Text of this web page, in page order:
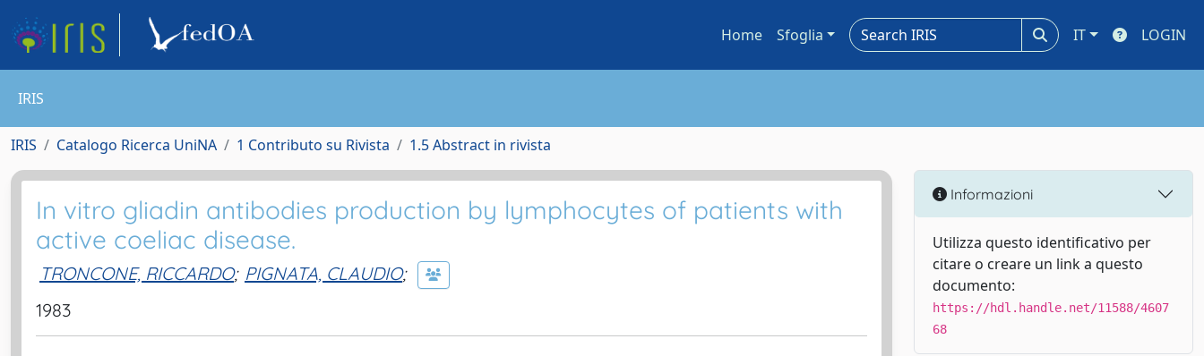
Home Sfoglia IT LOGIN
IRIS
IRIS Catalogo Ricerca UniNA 1 Contributo su Rivista 1.5 Abstract in rivista
In vitro gliadin antibodies production by lymphocytes of patients with
active coeliac disease.
TRONCONE, RICCARDO; PIGNATA, CLAUDIO;
1983
Informazioni
Utilizza questo identificativo per
citare o creare un link a questo
documento:
https://hdl.handle.net/11588/4607
68